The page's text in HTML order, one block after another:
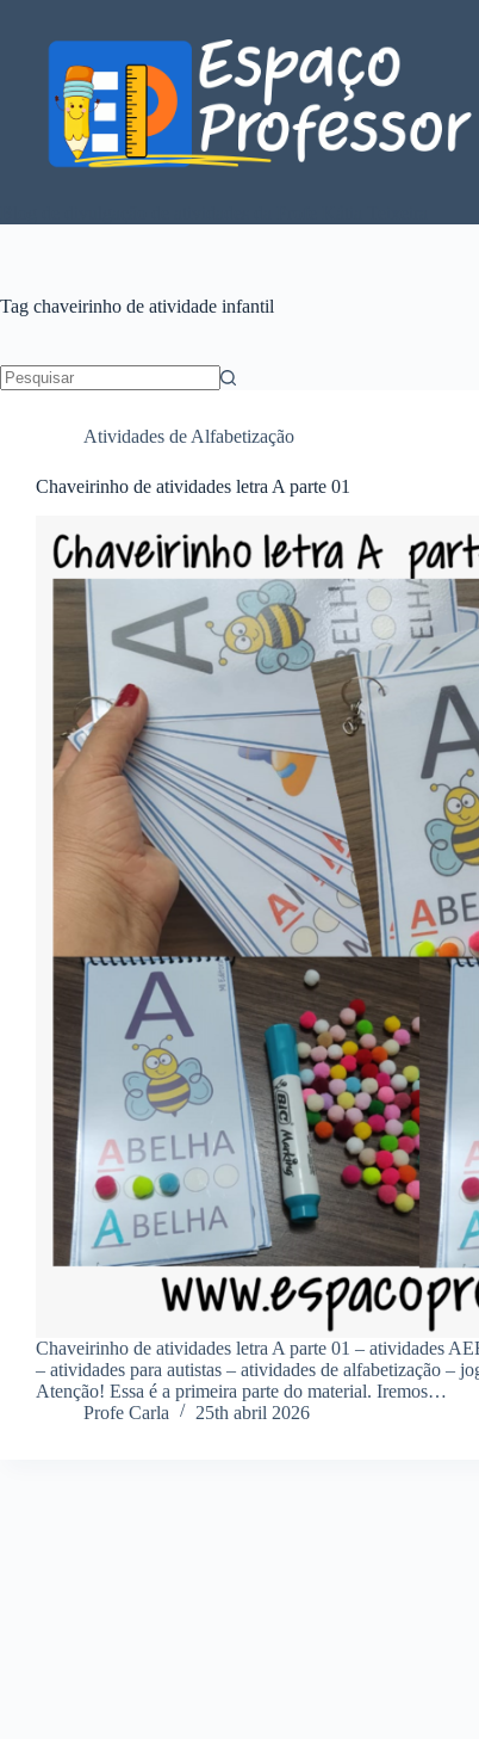
conteúdo
Tag chaveirinho de atividade infantil
Atividades de Alfabetização
Chaveirinho de atividades letra A parte 01
Chaveirinho de atividades letra A parte 01 – atividades
– atividades para autistas – atividades de alfabetização –
Atenção! Essa é a primeira parte do material. Iremos…
Profe Carla
25th abril 2026